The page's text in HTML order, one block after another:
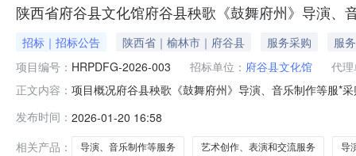
陕西省府谷县文化馆府谷县秧歌《鼓舞府州》导演、
招标｜招标公告 陕西省｜榆林市｜府谷县 服务采购
服务
项目编号： HRPDFG-2026-003 招标单位： 府谷县文化馆
代
正文内容： 项目概况府谷县秧歌《鼓舞府州》导演、音乐制作等服*
谈判预算金额：618,500.00元采购需求：合同包1(府谷
发布时间： 2026-01-20 16:58
相关产品：
导演、音乐制作等服务 艺术创作、表演和交流服务 导